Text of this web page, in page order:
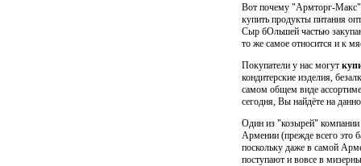
Вот почему "Армторг-Макс"
купить продукты питания
Сыр бОльшей частью
то же самое относится и к
Покупатели у нас могут
кондитерские изделия,
самом общем виде
сегодня, Вы найдёте на
Один из "козырей"
Армении (прежде всего это
поскольку даже в самой
поступают и вовсе в